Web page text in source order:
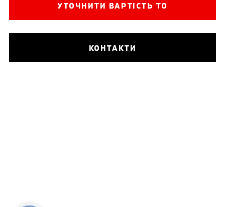
УТОЧНИТИ ВАРТІСТЬ ТО
КОНТАКТИ